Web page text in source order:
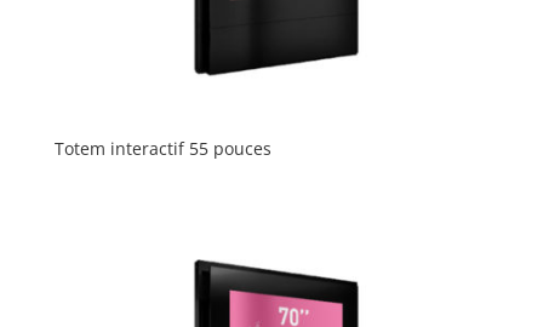
Totem interactif 55 pouces